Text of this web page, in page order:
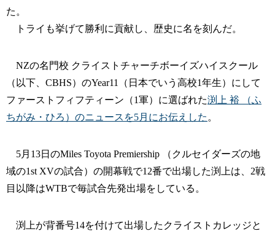
た。
トライも挙げて勝利に貢献し、歴史に名を刻んだ。
NZの名門校 クライストチャーチボーイズハイスクール
（以下、CBHS）のYear11（日本でいう高校1年生）にして
ファーストフィフティーン（1軍）に選ばれた渕上 裕 （ふ
ちがみ・ひろ）のニュースを5月にお伝えした 。
5月13日のMiles Toyota Premiership （クルセイダーズの地
域の1st XVの試合）の開幕戦で12番で出場した渕上は、2戦
目以降はWTBで毎試合先発出場をしている。
渕上が背番号14を付けて出場したクライストカレッジと